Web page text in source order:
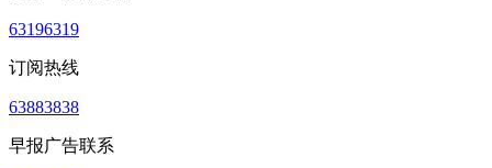
63196319
订阅热线
63883838
早报广告联系